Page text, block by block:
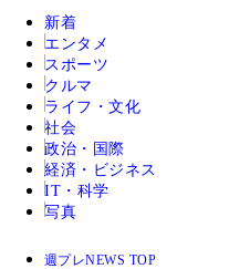
新着
エンタメ
スポーツ
クルマ
ライフ・文化
社会
政治・国際
経済・ビジネス
IT・科学
写真
週プレNEWS TOP